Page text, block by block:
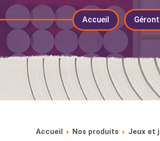
Accueil
Accueil Nos produits Jeux et